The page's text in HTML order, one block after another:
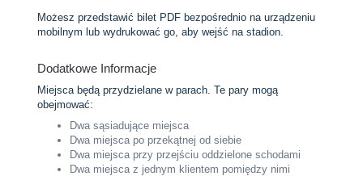
Możesz przedstawić bilet PDF bezpośrednio na urządzeniu
mobilnym lub wydrukować go, aby wejść na stadion.
Dodatkowe Informacje
Miejsca będą przydzielane w parach. Te pary mogą
obejmować:
Dwa sąsiadujące miejsca
Dwa miejsca po przekątnej od siebie
Dwa miejsca przy przejściu oddzielone schodami
Dwa miejsca z jednym klientem pomiędzy nimi